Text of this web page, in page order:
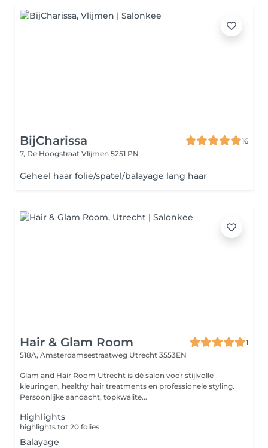
BijCharissa
16
7, De Hoogstraat Vlijmen 5251 PN
Geheel haar folie/spatel/balayage lang haar
Hair & Glam Room
1
518A, Amsterdamsestraatweg Utrecht 3553EN
Glam and Hair Room Utrecht is dé salon voor stijlvolle
kleuringen, healthy hair treatments en professionele styling.
Persoonlijke aandacht, topkwalite...
Highlights
highlights tot 20 folies
Balayage